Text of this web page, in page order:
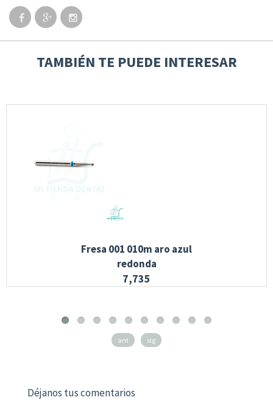
TAMBIÉN TE PUEDE INTERESAR
Fresa 001 010m aro azul
redonda
7,735
ant sig
Déjanos tus comentarios